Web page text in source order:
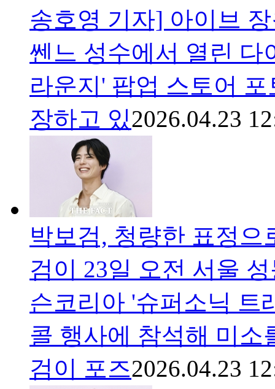
송호영 기자] 아이브
쎈느 성수에서 열린 다
라운지' 팝업 스토어
장하고 있2026.04.23
박보검, 청량한 표정
검이 23일 오전 서울
슨코리아 '슈퍼소닉 트
콜 행사에 참석해 미소
검이 포즈2026.04.23